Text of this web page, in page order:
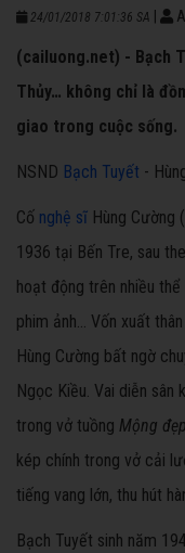
24/01/2018 7:01:36 SA
(cailuong.net) - Bạch
Thủy… không chỉ là
giao trong cuộc sống.
NSND Bạch Tuyết -
Cố nghệ sĩ Hùng Cường
1936 tại Bến Tre, sau
hoạt động trên nhiều
phim ảnh... Vốn xuất
Hùng Cường bất ngờ
Ngọc Kiều. Vai diễn sân
trong vở tuồng Mộng
kép chính trong vở cải
tiếng vang lớn, thu hút
Bạch Tuyết sinh năm